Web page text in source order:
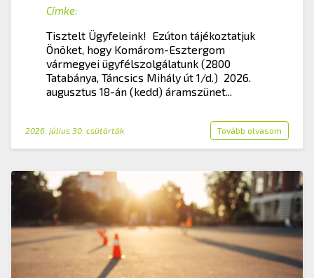
Címke:
Tisztelt Ügyfeleink! Ezúton tájékoztatjuk
Önöket, hogy Komárom-Esztergom
vármegyei ügyfélszolgálatunk (2800
Tatabánya, Táncsics Mihály út 1/d.) 2026.
augusztus 18-án (kedd) áramszünet...
2026. július 30. csütörtök Tovább olvasom